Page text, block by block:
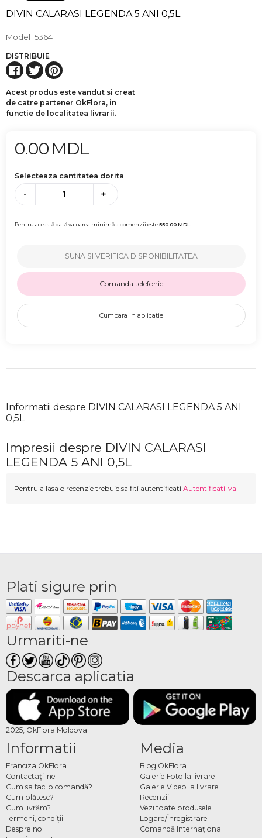
DIVIN CALARASI LEGENDA 5 ANI 0,5L
Model 5364
DISTRIBUIE
Acest produs este vandut si creat
de catre partener OkFlora, in
functie de localitatea livrarii.
0.00 MDL
Selecteaza cantitatea dorita
- +
Pentru această dată valoarea minimă a comenzii este550.00MDL
SUNA SI VERIFICA DISPONIBILITATEA
Comanda telefonic
Cumpara in aplicatie
Informatii despre DIVIN CALARASI LEGENDA 5 ANI
0,5L
Impresii despre DIVIN CALARASI
LEGENDA 5 ANI 0,5L
Pentru a lasa o recenzie trebuie sa fiti autentificati Autentificati-va
Plati sigure prin
Urmariti-ne
Descarca aplicatia
2025, OkFlora Moldova
Informatii
Franciza OkFlora
Contactaţi-ne
Cum sa faci o comandă?
Cum plătesc?
Cum livrăm?
Termeni, condiţii
Despre noi
Media
Blog OkFlora
Galerie Foto la livrare
Galerie Video la livrare
Recenzii
Vezi toate produsele
Logare/Înregistrare
Comandă Internațional